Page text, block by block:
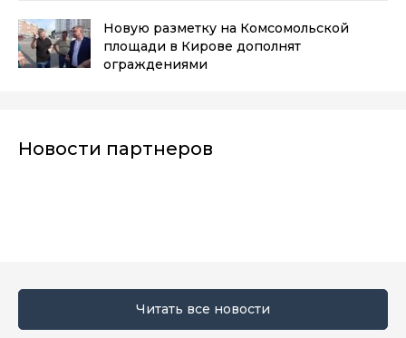
Новую разметку на Комсомольской
площади в Кирове дополнят
ограждениями
Новости партнеров
Читать все новости